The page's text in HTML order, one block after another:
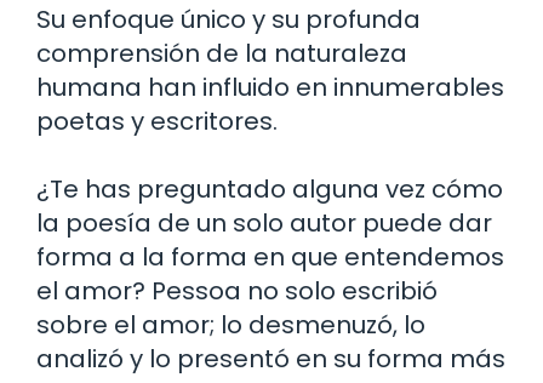
Su enfoque único y su profunda
comprensión de la naturaleza
humana han influido en innumerables
poetas y escritores.
¿Te has preguntado alguna vez cómo
la poesía de un solo autor puede dar
forma a la forma en que entendemos
el amor? Pessoa no solo escribió
sobre el amor; lo desmenuzó, lo
analizó y lo presentó en su forma más